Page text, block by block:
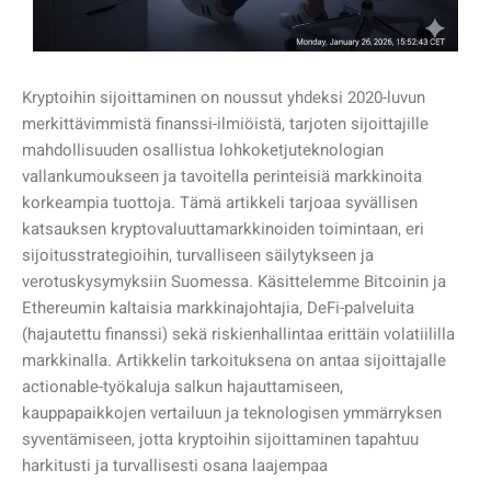
Kryptoihin sijoittaminen on noussut yhdeksi 2020-luvun
merkittävimmistä finanssi-ilmiöistä, tarjoten sijoittajille
mahdollisuuden osallistua lohkoketjuteknologian
vallankumoukseen ja tavoitella perinteisiä markkinoita
korkeampia tuottoja. Tämä artikkeli tarjoaa syvällisen
katsauksen kryptovaluuttamarkkinoiden toimintaan, eri
sijoitusstrategioihin, turvalliseen säilytykseen ja
verotuskysymyksiin Suomessa. Käsittelemme Bitcoinin ja
Ethereumin kaltaisia markkinajohtajia, DeFi-palveluita
(hajautettu finanssi) sekä riskienhallintaa erittäin volatiililla
markkinalla. Artikkelin tarkoituksena on antaa sijoittajalle
actionable-työkaluja salkun hajauttamiseen,
kauppapaikkojen vertailuun ja teknologisen ymmärryksen
syventämiseen, jotta kryptoihin sijoittaminen tapahtuu
harkitusti ja turvallisesti osana laajempaa